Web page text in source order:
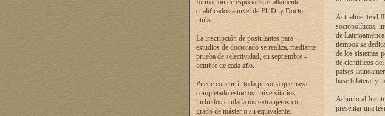
formación de especialistas altamente
cualificados a nivel de Ph.D. y Doctor
titular.
La inscripción de postulantes para
estudios de doctorado se realiza, mediante
prueba de selectividad, en septiembre -
octubre de cada año.
Puede concurrir toda persona que haya
completado estudios universitarios,
incluidos ciudadanos extranjeros con
grado de máster o su equivalente.
Actualmente el
sociopolíticos,
de
tiempos se
de los sistemas
de científicos
países
base bilateral y
Adjunto al
presentar una